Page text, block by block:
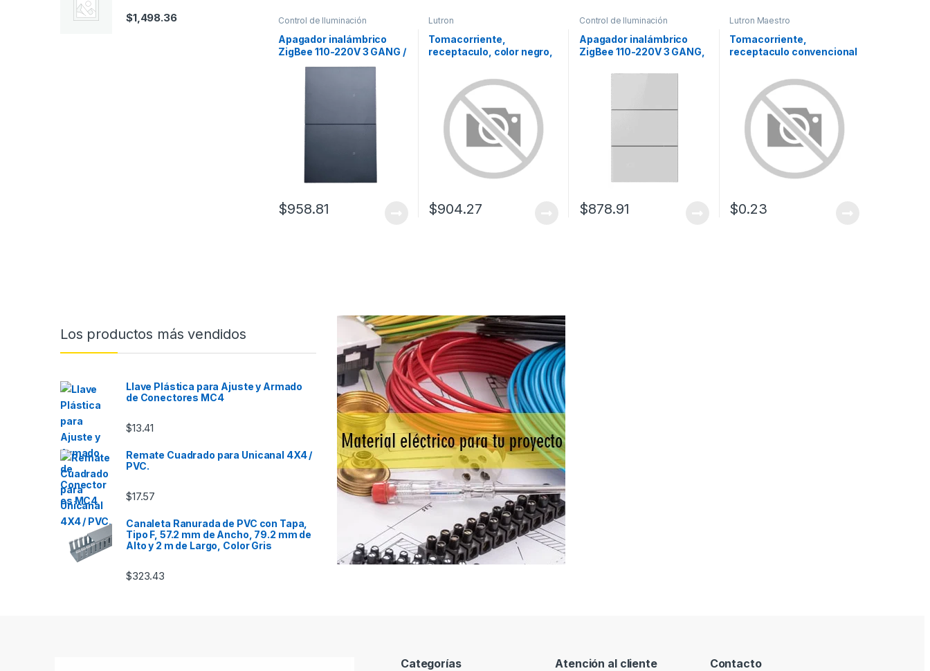
Control de Iluminación
Apagador inalámbrico
ZigBee 110-220V 3 GANG /
No requiere Neutro
$958.81
Lutron
Tomacorriente,
receptaculo, color negro,
$904.27
Control de Iluminación
Apagador inalámbrico
ZigBee 110-220V 3 GANG,
$878.91
Lutron Maestro
Tomacorriente,
receptaculo convencional
$0.23
$1,498.36
Los productos más vendidos
Llave Plástica para Ajuste y Armado
de Conectores MC4
$13.41
Remate Cuadrado para Unicanal 4X4 /
PVC.
$17.57
Canaleta Ranurada de PVC con Tapa,
Tipo F, 57.2 mm de Ancho, 79.2 mm de
Alto y 2 m de Largo, Color Gris
$323.43
Categorías Atención al cliente Contacto